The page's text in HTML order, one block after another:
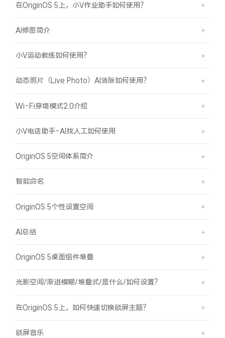
在OriginOS 5上，小V作业助手如何使用？
AI修图简介
小V运动教练如何使用？
动态照片（Live Photo）AI消除如何使用？
Wi-Fi穿墙模式2.0介绍
小V电话助手-AI找人工如何使用
OriginOS 5空间体系简介
智能命名
OriginOS 5个性设置空间
AI总结
OriginOS 5桌面组件堆叠
光影空间/渐进模糊/堆叠式/是什么/如何设置？
在OriginOS 5上，如何快速切换锁屏主题？
锁屏音乐